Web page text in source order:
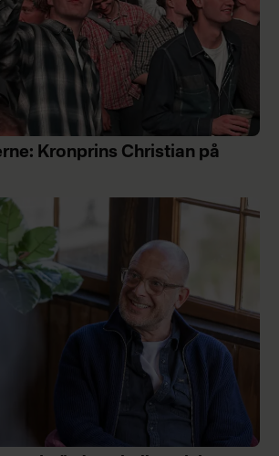
Kronprins Christian på